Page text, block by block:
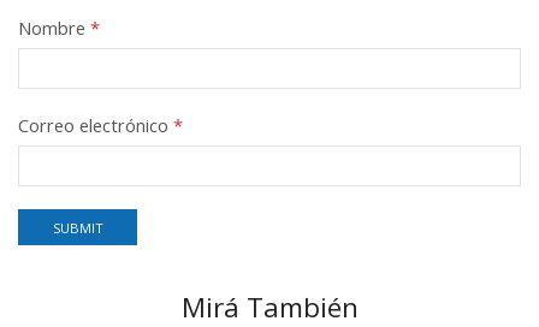
Nombre *
Correo electrónico *
Mirá También